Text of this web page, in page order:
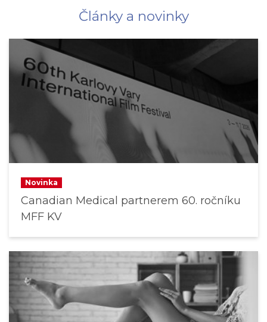
Články a novinky
Novinka
Canadian Medical partnerem 60. ročníku
MFF KV